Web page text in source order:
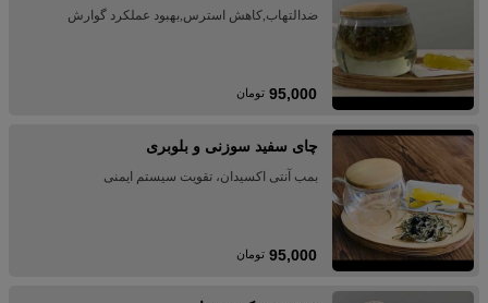
ضدالتهاب,کاهش استرس,بهبود عملکرد گوارش
95,000 تومان
چای سفید سوزنی و بلوبری
بمب آنتی اکسیدان، تقویت سیستم ایمنی
95,000 تومان